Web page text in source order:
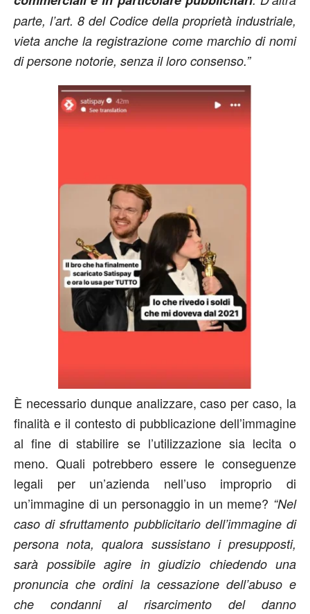
parte, l’art. 8 del Codice della proprietà industriale,
vieta anche la registrazione come marchio di nomi
di persone notorie, senza il loro consenso.”
È necessario dunque analizzare, caso per caso, la
finalità e il contesto di pubblicazione dell’immagine
al fine di stabilire se l’utilizzazione sia lecita o
meno. Quali potrebbero essere le conseguenze
legali per un’azienda nell’uso improprio di
un’immagine di un personaggio in un meme? “Nel
caso di sfruttamento pubblicitario dell’immagine di
persona nota, qualora sussistano i presupposti,
sarà possibile agire in giudizio chiedendo una
pronuncia che ordini la cessazione dell’abuso e
che condanni al risarcimento del danno